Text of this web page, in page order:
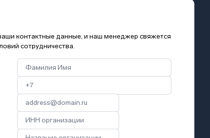
контактные данные, и наш менеджер свяжется
сотрудничества.